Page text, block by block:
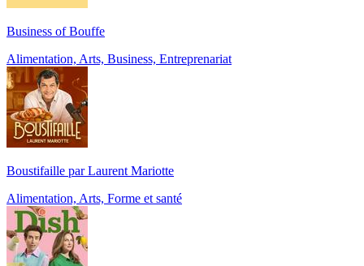
Business of Bouffe
Alimentation, Arts, Business, Entreprenariat
Boustifaille par Laurent Mariotte
Alimentation, Arts, Forme et santé